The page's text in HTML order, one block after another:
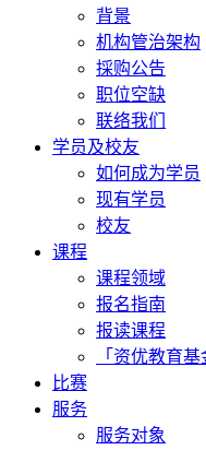
背景
机构管治架构
採购公告
职位空缺
联络我们
学员及校友
如何成为学员
现有学员
校友
课程
课程领域
报名指南
报读课程
「资优教育
比赛
服务
服务对象